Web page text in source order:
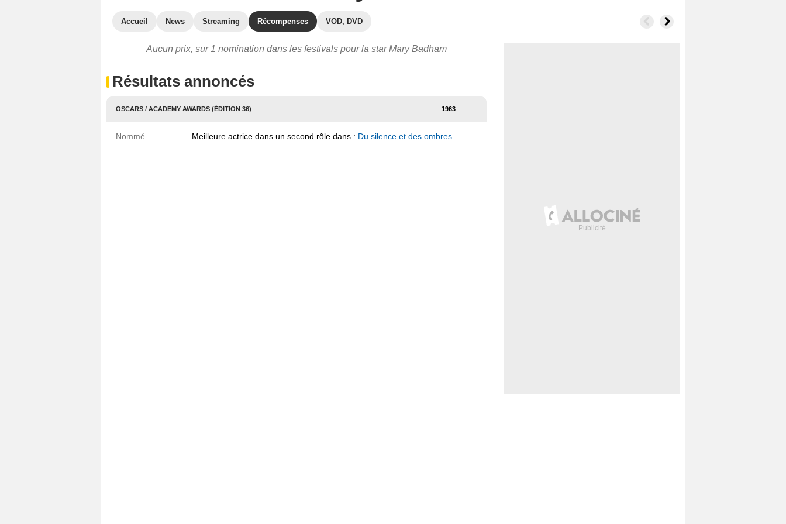
Accueil News Streaming Récompenses VOD, DVD
Aucun prix, sur 1 nomination dans les festivals pour la star Mary Badham
Résultats annoncés
OSCARS / ACADEMY AWARDS (ÉDITION 36) 1963
Nommé Meilleure actrice dans un second rôle dans : Du silence et des ombres